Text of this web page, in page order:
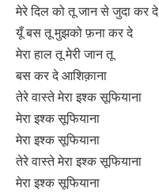
मेरे दिल को तू जान से जुदा कर दे
यूँ बस तू मुझको फ़ना कर दे
मेरा हाल तू मेरी जान तू
बस कर दे आशिक़ाना
तेरे वास्ते मेरा इश्क सूफियाना
मेरा इश्क सूफियाना
मेरा इश्क सूफियाना
तेरे वास्ते मेरा इश्क सूफियाना
मेरा इश्क सूफियाना